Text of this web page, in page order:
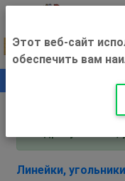
Внимание! С 3
Линейки,
Этот веб-сайт
обеспечить вам